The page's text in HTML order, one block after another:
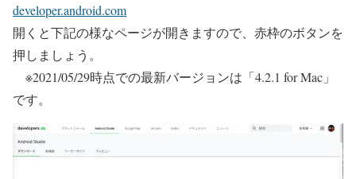
developer.android.com
開くと下記の様なページが開きますので、 赤枠のボタンを
押しましょう 。
※2021/05/29時点での最新バージョンは「4.2.1 for Mac」
です。